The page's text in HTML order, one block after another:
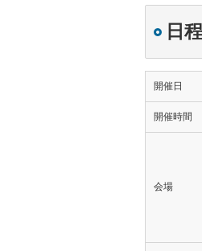
日
開催日
開催時間
会場